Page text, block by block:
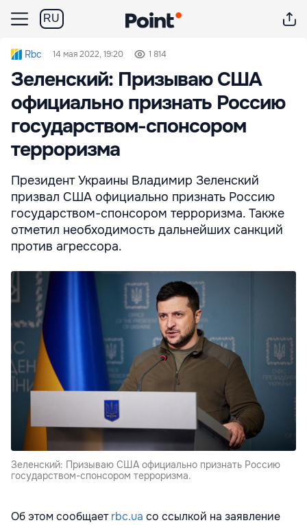
RU
Rbc 14 мая 2022, 19:20 1 814
Зеленский: Призываю США
официально признать Россию
государством-спонсором
терроризма
Президент Украины Владимир Зеленский
призвал США официально признать Россию
государством-спонсором терроризма. Также
отметил необходимость дальнейших санкций
против агрессора.
Зеленский: Призываю США официально признать Россию
государством-спонсором терроризма.
Об этом сообщаетrbc.ua со ссылкой на заявление